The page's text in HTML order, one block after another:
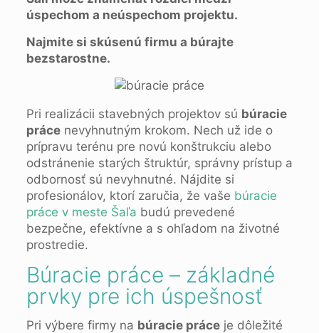
úspechom a neúspechom projektu.
Najmite si skúsenú firmu a búrajte
bezstarostne.
Pri realizácii stavebných projektov sú búracie
prácenevyhnutným krokom. Nech už ide o
prípravu terénu pre novú konštrukciu alebo
odstránenie starých štruktúr, správny prístup a
odbornosť sú nevyhnutné. Nájdite si
profesionálov, ktorí zaručia, že vaše búracie
práce v meste Šaľa budú prevedené
bezpečne, efektívne a s ohľadom na životné
prostredie.
Búracie práce – základné
prvky pre ich úspešnosť
Pri výbere firmy na búracie práceje dôležité